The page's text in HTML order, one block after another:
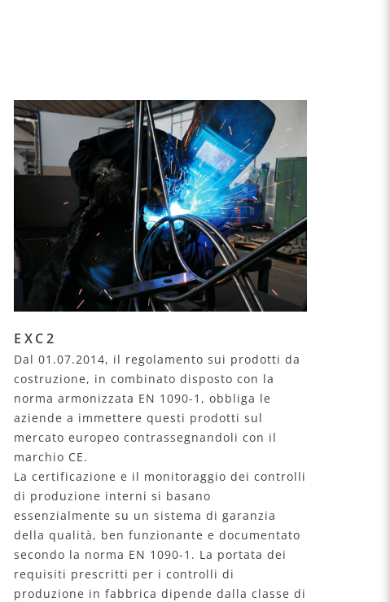
EXC2
Dal 01.07.2014, il regolamento sui prodotti da
costruzione, in combinato disposto con la
norma armonizzata EN 1090-1, obbliga le
aziende a immettere questi prodotti sul
mercato europeo contrassegnandoli con il
marchio CE.
La certificazione e il monitoraggio dei controlli
di produzione interni si basano
essenzialmente su un sistema di garanzia
della qualità, ben funzionante e documentato
secondo la norma EN 1090-1. La portata dei
requisiti prescritti per i controlli di
produzione in fabbrica dipende dalla classe di